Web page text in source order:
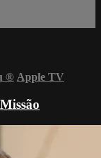
® Apple TV